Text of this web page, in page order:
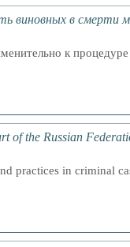
виновных в смерти
к
of the Russian
practices in criminal